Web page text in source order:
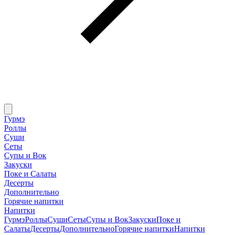
Гурмэ
Роллы
Суши
Сеты
Супы и Вок
Закуски
Поке и Салаты
Десерты
Дополнительно
Горячие напитки
Напитки
ГурмэРоллыСушиСетыСупы и ВокЗакускиПоке и
СалатыДесертыДополнительноГорячие напиткиНапитки